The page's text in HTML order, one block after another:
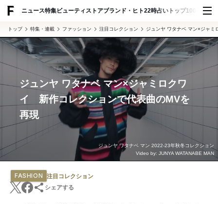
ニュース特集ビューティ ストアブランド・ヒト22時占い トップ100 スナッ
トップ 特集・連載 ファッション 注目コレクション ジュンヤ ワタナベ マン×ジャ
ジュンヤ ワタナベ マン×ジャミロクワ
イ 新作コレクションで代表曲のMVを
再現
ジュンヤ ワタナベ マン 2022-23年秋冬コレクション
Video by: JUNYA WATANABE MAN
FASHION
注目コレクション
シェアする